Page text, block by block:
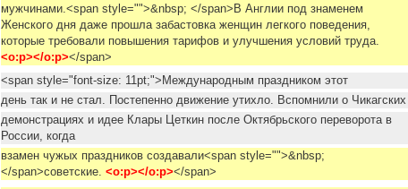
мужчинами.<span style="">&nbsp; </span>В Англии под знаменем
Женского дня даже прошла забастовка женщин легкого поведения,
которые требовали повышения тарифов и улучшения условий труда.
<o:p></o:p></span>
<span style="font-size: 11pt;">Международным праздником этот
день так и не стал. Постепенно движение утихло. Вспомнили о Чикагских
демонстрациях и идее Клары Цеткин после Октябрьского переворота в
России, когда
взамен чужых праздников создавали<span style="">&nbsp;
</span>советские. <o:p></o:p></span>